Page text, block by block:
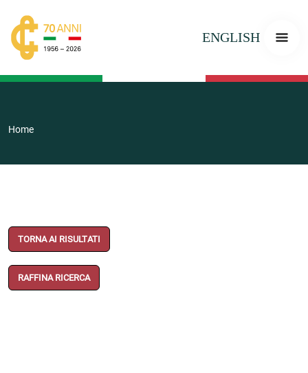
ENGLISH
Home
TORNA AI RISULTATI
RAFFINA RICERCA